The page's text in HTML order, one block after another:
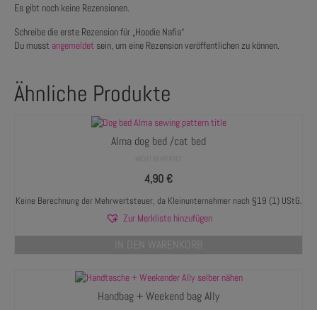
Es gibt noch keine Rezensionen.
Schreibe die erste Rezension für „Hoodie Nafia“
Du musst angemeldet sein, um eine Rezension veröffentlichen zu können.
Ähnliche Produkte
Alma dog bed /cat bed
4,90€
Keine Berechnung der Mehrwertsteuer, da Kleinunternehmer nach §19 (1) UStG.
Zur Merkliste hinzufügen
IN DEN WARENKORB
Handbag + Weekend bag Ally